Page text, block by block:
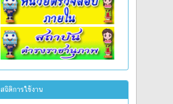
สถิติการใช้งาน